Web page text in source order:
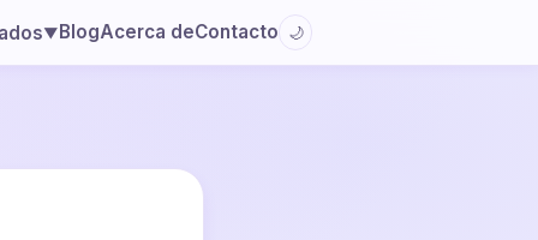
▼BlogAcerca deContacto 🌙